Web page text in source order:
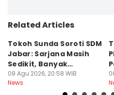
Related Articles
Tokoh Sunda Soroti SDM
Jabar: Sarjana Masih
Sedikit, Banyak
Menganggur
08 Agu 2026, 20:58 WIB
News